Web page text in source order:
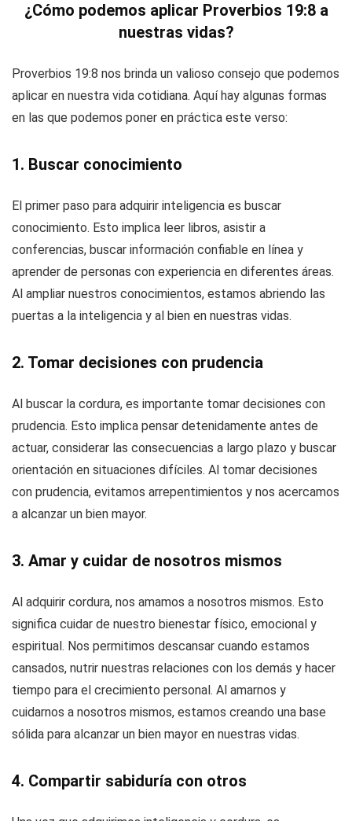
¿Cómo podemos aplicar Proverbios 19:8 a
nuestras vidas?
Proverbios 19:8 nos brinda un valioso consejo que podemos
aplicar en nuestra vida cotidiana. Aquí hay algunas formas
en las que podemos poner en práctica este verso:
1. Buscar conocimiento
El primer paso para adquirir inteligencia es buscar
conocimiento. Esto implica leer libros, asistir a
conferencias, buscar información confiable en línea y
aprender de personas con experiencia en diferentes áreas.
Al ampliar nuestros conocimientos, estamos abriendo las
puertas a la inteligencia y al bien en nuestras vidas.
2. Tomar decisiones con prudencia
Al buscar la cordura, es importante tomar decisiones con
prudencia. Esto implica pensar detenidamente antes de
actuar, considerar las consecuencias a largo plazo y buscar
orientación en situaciones difíciles. Al tomar decisiones
con prudencia, evitamos arrepentimientos y nos acercamos
a alcanzar un bien mayor.
3. Amar y cuidar de nosotros mismos
Al adquirir cordura, nos amamos a nosotros mismos. Esto
significa cuidar de nuestro bienestar físico, emocional y
espiritual. Nos permitimos descansar cuando estamos
cansados, nutrir nuestras relaciones con los demás y hacer
tiempo para el crecimiento personal. Al amarnos y
cuidarnos a nosotros mismos, estamos creando una base
sólida para alcanzar un bien mayor en nuestras vidas.
4. Compartir sabiduría con otros